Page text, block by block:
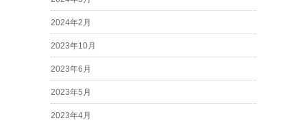
2024年2月
2023年10月
2023年6月
2023年5月
2023年4月